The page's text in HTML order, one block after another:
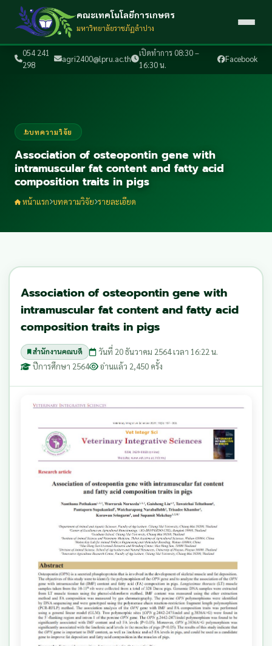
054 241
298
agri2400@lpru.ac.th
เปิดทำการ 08:30 –
16:30 น.
Facebook
คณะเทคโนโลยีการเกษตร
มหาวิทยาลัยราชภัฏลำปาง
บทความวิจัย
Association of osteopontin gene with
intramuscular fat content and fatty acid
composition traits in pigs
หน้าแรก บทความวิจัย รายละเอียด
Association of osteopontin gene with
intramuscular fat content and fatty acid
composition traits in pigs
สำนักงานคณบดี
วันที่ 20 ธันวาคม 2564 เวลา 16:22 น.
ปีการศึกษา 2564
อ่านแล้ว 2,450 ครั้ง